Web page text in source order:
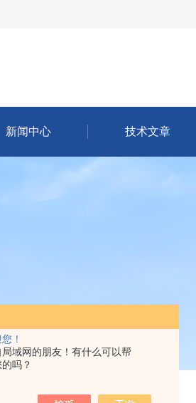
！
局域网的朋友！有什么可以帮
吗？
新闻中心 技术文章